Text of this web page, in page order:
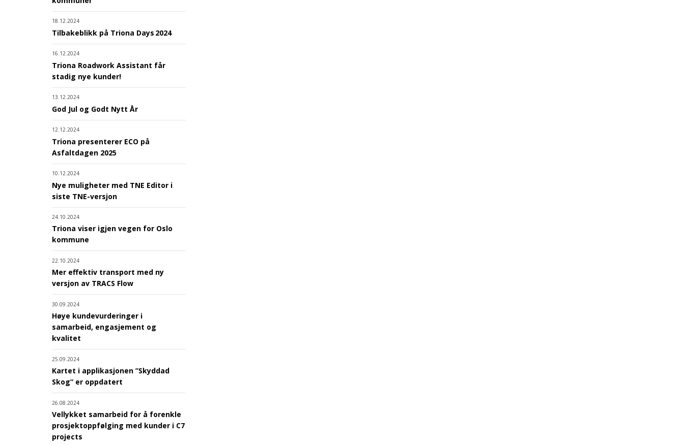
18.12.2024
Tilbakeblikk på Triona Days 2024
16.12.2024
Triona Roadwork Assistant får
stadig nye kunder!
13.12.2024
God Jul og Godt Nytt År
12.12.2024
Triona presenterer ECO på
Asfaltdagen 2025
10.12.2024
Nye muligheter med TNE Editor i
siste TNE-versjon
24.10.2024
Triona viser igjen vegen for Oslo
kommune
22.10.2024
Mer effektiv transport med ny
versjon av TRACS Flow
30.09.2024
Høye kundevurderinger i
samarbeid, engasjement og
kvalitet
25.09.2024
Kartet i applikasjonen ”Skyddad
Skog” er oppdatert
26.08.2024
Vellykket samarbeid for å forenkle
prosjektoppfølging med kunder i C7
projects